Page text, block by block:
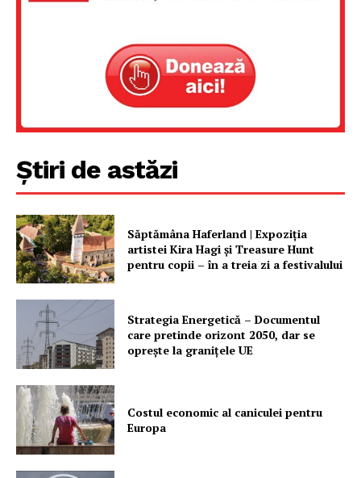
FREEDOM HOUSE ROMÂNIA
PRESShub
Despre noi / Echipa
Proiecte editoriale
Rețea
Contact
Știri de astăzi
Săptămâna Haferland | Expoziţia
artistei Kira Hagi şi Treasure Hunt
pentru copii – în a treia zi a festivalului
Strategia Energetică – Documentul
care pretinde orizont 2050, dar se
oprește la granițele UE
Costul economic al caniculei pentru
Europa